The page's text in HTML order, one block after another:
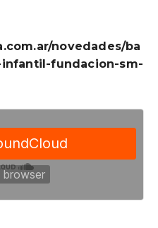
novedades/ba
fundacion-sm-